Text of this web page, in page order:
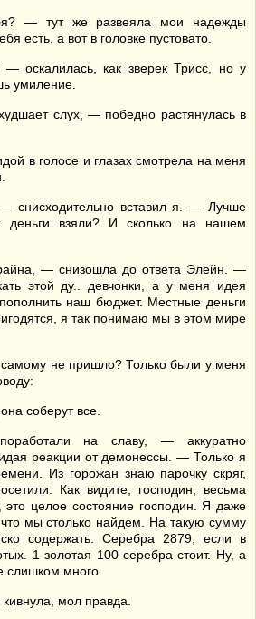
— тут же развеяла мои надежды
есть, а вот в головке пустовато.
оскалилась, как зверек Трисс, но у
умиление.
слух, — победно растянулась в
в голосе и глазах смотрела на меня
вставил я. — Лучше
деньги взяли? И сколько на нашем
— снизошла до ответа Элейн. —
этой ду.. девчонки, а у меня идея
наш бюджет. Местные деньги
я так понимаю мы в этом мире
самому не пришло? Только были у меня
соберут все.
на славу, — аккуратно
реакции от демонессы. — Только я
Из горожан знаю парочку скряг,
Как видите, господин, весьма
целое состояние господин. Я даже
мы столько найдем. На такую сумму
содержать. Серебра 2879, если в
1 золотая 100 серебра стоит. Ну, а
слишком много.
мол правда.